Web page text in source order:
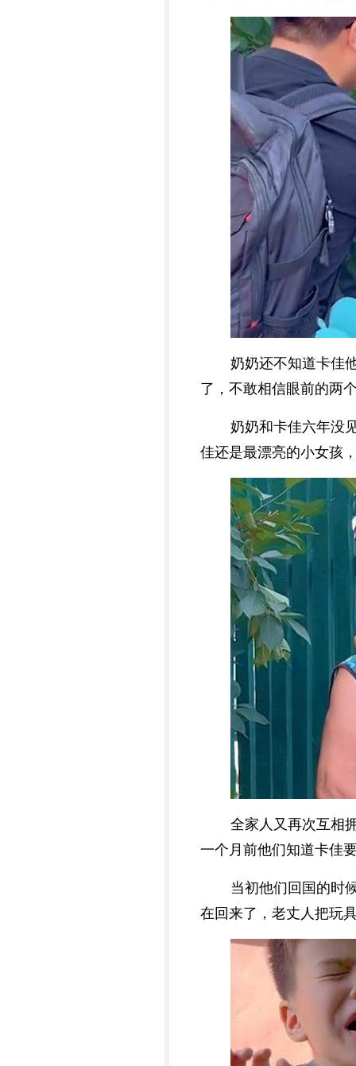
奶奶还不知道卡佳
了，不敢相信眼前的两
奶奶和卡佳六年没
佳还是最漂亮的小女孩
全家人又再次互相
一个月前他们知道卡佳
当初他们回国的时
在回来了，老丈人把玩